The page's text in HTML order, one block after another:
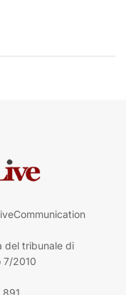
del tribunale di
7/2010